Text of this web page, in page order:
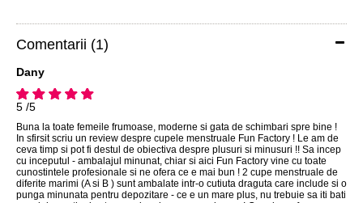
Comentarii (1)
Dany
5 /5
Buna la toate femeile frumoase, moderne si gata de schimbari spre bine !
In sfirsit scriu un review despre cupele menstruale Fun Factory ! Le am de
ceva timp si pot fi destul de obiectiva despre plusuri si minusuri !! Sa incep
cu inceputul - ambalajul minunat, chiar si aici Fun Factory vine cu toate
cunostintele profesionale si ne ofera ce e mai bun ! 2 cupe menstruale de
diferite marimi (A si B ) sunt ambalate intr-o cutiuta draguta care include si o
punga minunata pentru depozitare - ce e un mare plus, nu trebuie sa iti bati